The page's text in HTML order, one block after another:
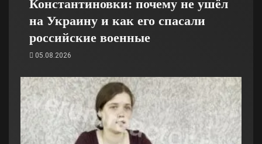
Константиновки: почему не ушёл
на Украину и как его спасали
российские военные
05.08.2026